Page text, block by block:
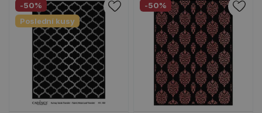
-50%
Poslední kusy
-50%